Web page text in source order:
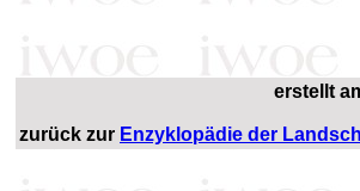
erstellt
zurück zur Enzyklopädie der